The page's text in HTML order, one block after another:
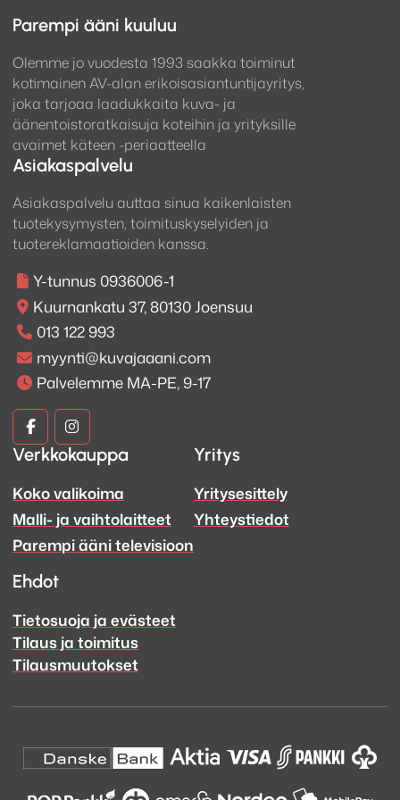
Parempi ääni kuuluu
Olemme jo vuodesta 1993 saakka toiminut
kotimainen AV-alan erikoisasiantuntijayritys,
joka tarjoaa laadukkaita kuva- ja
äänentoistoratkaisuja koteihin ja yrityksille
avaimet käteen -periaatteella
Asiakaspalvelu
Asiakaspalvelu auttaa sinua kaikenlaisten
tuotekysymysten, toimituskyselyiden ja
tuotereklamaatioiden kanssa.
Y-tunnus 0936006-1
Kuurnankatu 37, 80130 Joensuu
013 122 993
myynti@kuvajaaani.com
Palvelemme MA-PE, 9-17
Kuva
ja
Ääni
Facebook
Kuva
ja
Ääni
Instagram
Verkkokauppa
Koko valikoima
Malli- ja vaihtolaitteet
Parempi ääni televisioon
Yritys
Yritysesittely
Yhteystiedot
Ehdot
Tietosuoja ja evästeet
Tilaus ja toimitus
Tilausmuutokset